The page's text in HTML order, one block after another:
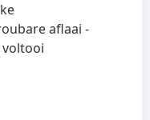
aflaai -